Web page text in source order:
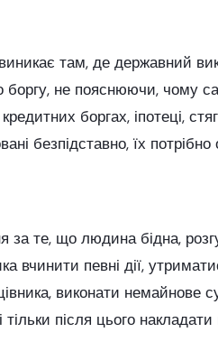
там, де державний
не пояснюючи, чому
боргах, іпотеці,
безпідставно, їх
те, що людина бідна,
вчинити певні дії,
виконати немайнове
тільки після цього